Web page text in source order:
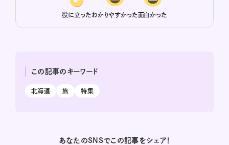
役に立ったわかりやすかった面白かった
この記事のキーワード
北海道 旅 特集
あなたのSNSでこの記事をシェア！